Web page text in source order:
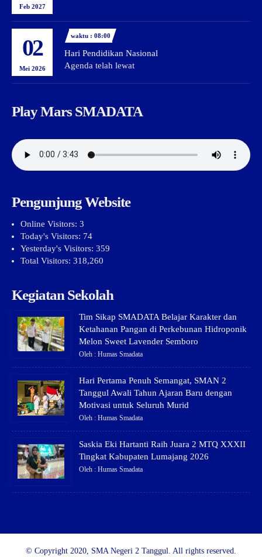
Feb 2027
02
Mei 2026
waktu : 08:00
Hari Pendidikan Nasional
Agenda telah lewat
Play Mars SMADATA
Pengunjung Website
Online Visitors: 3
Today's Visitors: 74
Yesterday's Visitors: 359
Total Visitors: 318,260
Kegiatan Sekolah
Tim Sikap SMADATA Belajar Karakter dan
Ketahanan Pangan di Perkebunan Hidroponik
Melon Sweet Lavender Semboro
Oleh : Humas Smadata
Hari Pertama Penuh Semangat, SMAN 2
Tanggul Awali Tahun Ajaran Baru dengan
Motivasi untuk Seluruh Murid
Oleh : Humas Smadata
Saskia Eki Hartanti Raih Juara 2 MTQ XXXII
Tingkat Kabupaten Lumajang 2026
Oleh : Humas Smadata
© Copyright 2020, SMA Negeri 2 Tanggul. All rights reserved.